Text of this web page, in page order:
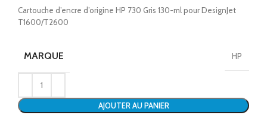
Cartouche d’encre d’origine HP 730 Gris 130-ml pour DesignJet
T1600/T2600
MARQUE HP
AJOUTER AU PANIER